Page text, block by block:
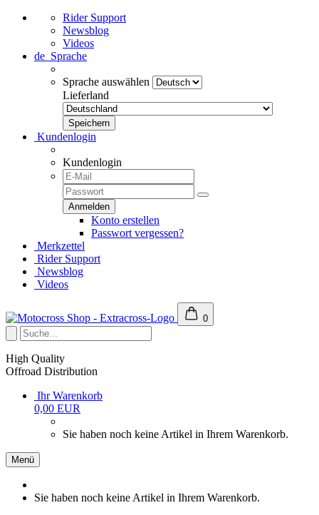
Rider Support
Newsblog
Videos
de Sprache
Sprache auswählen
Lieferland
Kundenlogin
Kundenlogin
Konto erstellen
Passwort vergessen?
Merkzettel
Rider Support
Newsblog
Videos
0
High Quality
Offroad Distribution
Ihr Warenkorb
0,00 EUR
Sie haben noch keine Artikel in Ihrem Warenkorb.
Menü
Sie haben noch keine Artikel in Ihrem Warenkorb.